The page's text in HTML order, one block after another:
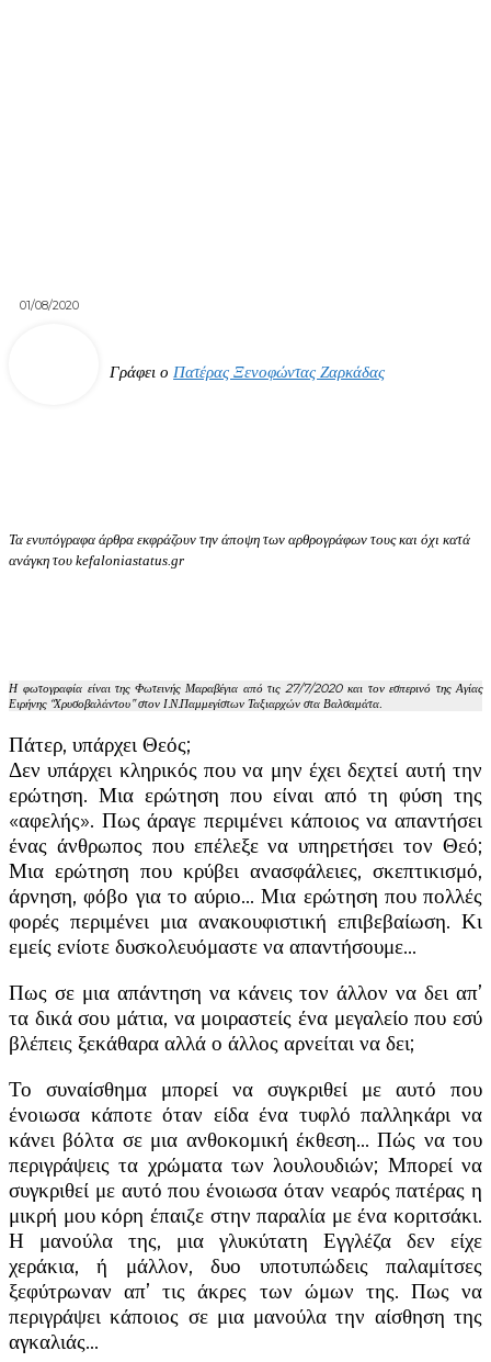
01/08/2020
Γράφει ο Πατέρας Ξενοφώντας Ζαρκάδας
Τα ενυπόγραφα άρθρα εκφράζουν την άποψη των αρθρογράφων τους και όχι κατά
ανάγκη του kefaloniastatus.gr
Η φωτογραφία είναι της Φωτεινής Μαραβέγια από τις 27/7/2020 και τον εσπερινό της Αγίας
Ειρήνης “Χρυσοβαλάντου” στον Ι.Ν.Παμμεγίστων Ταξιαρχών στα Βαλσαμάτα.
Πάτερ, υπάρχει Θεός;
Δεν υπάρχει κληρικός που να μην έχει δεχτεί αυτή την
ερώτηση. Μια ερώτηση που είναι από τη φύση της
«αφελής». Πως άραγε περιμένει κάποιος να απαντήσει
ένας άνθρωπος που επέλεξε να υπηρετήσει τον Θεό;
Μια ερώτηση που κρύβει ανασφάλειες, σκεπτικισμό,
άρνηση, φόβο για το αύριο… Μια ερώτηση που πολλές
φορές περιμένει μια ανακουφιστική επιβεβαίωση. Κι
εμείς ενίοτε δυσκολευόμαστε να απαντήσουμε…
Πως σε μια απάντηση να κάνεις τον άλλον να δει απ’
τα δικά σου μάτια, να μοιραστείς ένα μεγαλείο που εσύ
βλέπεις ξεκάθαρα αλλά ο άλλος αρνείται να δει;
Το συναίσθημα μπορεί να συγκριθεί με αυτό που
ένοιωσα κάποτε όταν είδα ένα τυφλό παλληκάρι να
κάνει βόλτα σε μια ανθοκομική έκθεση… Πώς να του
περιγράψεις τα χρώματα των λουλουδιών; Μπορεί να
συγκριθεί με αυτό που ένοιωσα όταν νεαρός πατέρας η
μικρή μου κόρη έπαιζε στην παραλία με ένα κοριτσάκι.
Η μανούλα της, μια γλυκύτατη Εγγλέζα δεν είχε
χεράκια, ή μάλλον, δυο υποτυπώδεις παλαμίτσες
ξεφύτρωναν απ’ τις άκρες των ώμων της. Πως να
περιγράψει κάποιος σε μια μανούλα την αίσθηση της
αγκαλιάς…